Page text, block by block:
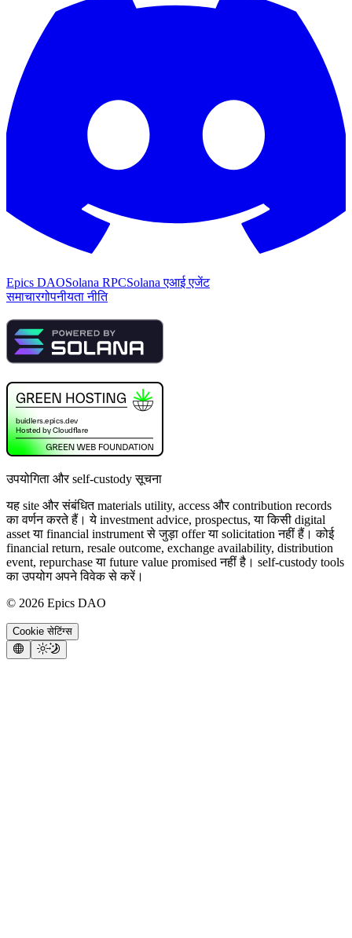
Epics DAOSolana RPCSolana एआई एजेंट
समाचारगोपनीयता नीति
उपयोगिता और self-custody सूचना
यह site और संबंधित materials utility, access और contribution records
का वर्णन करते हैं। ये investment advice, prospectus, या किसी digital
asset या financial instrument से जुड़ा offer या solicitation नहीं हैं। कोई
financial return, resale outcome, exchange availability, distribution
event, repurchase या future value promised नहीं है। self-custody tools
का उपयोग अपने विवेक से करें।
© 2026 Epics DAO
Cookie सेटिंग्स